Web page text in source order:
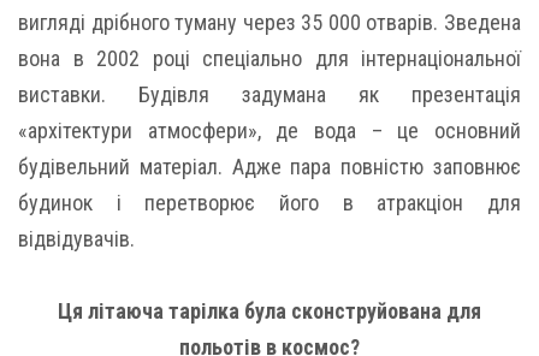
вигляді дрібного туману через 35 000 отварів. Зведена
вона в 2002 році спеціально для інтернаціональної
виставки. Будівля задумана як презентація
«архітектури атмосфери», де вода – це основний
будівельний матеріал. Адже пара повністю заповнює
будинок і перетворює його в атракціон для
відвідувачів.
Ця літаюча тарілка була сконструйована для
польотів в космос?